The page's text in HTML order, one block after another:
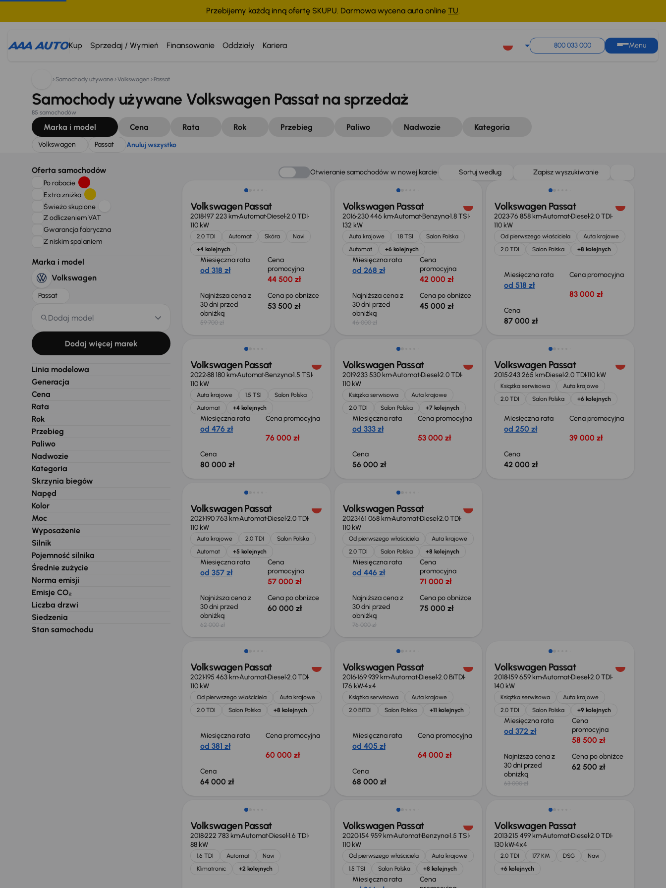
Przebijemy każdą inną ofertę SKUPU. Darmowa wycena auta online TU.
Kup Sprzedaj / Wymień Finansowanie Oddziały Kariera 800 033 000 Menu
Szukam: Anuluj wszystko
Samochody używane Volkswagen Passat
Samochody używane Volkswagen Passat na sprzedaż
85 samochodów
Marka i model Cena Rata Rok Przebieg Paliwo Nadwozie Kategoria
Volkswagen Passat Anuluj wszystko
Oferta samochodów
Po rabacie
Extra zniżka
Świeżo skupione
Z odliczeniem VAT
Gwarancja fabryczna
Z niskim spalaniem
Marka i model
Volkswagen
Passat
Dodaj model
Dodaj więcej marek
Linia modelowa
Generacja
Cena
Rata
Rok
Przebieg
Paliwo
Nadwozie
Kategoria
Skrzynia biegów
Napęd
Kolor
Moc
Wyposażenie
Silnik
Pojemność silnika
Średnie zużycie
Norma emisji
Emisje CO₂
Liczba drzwi
Siedzenia
Stan samochodu
Otwieranie samochodów w nowej karcie Sortuj według Zapisz wyszukiwanie
Volkswagen Passat
2018197 223 kmAutomatDiesel2.0 TDI
110 kW
2.0 TDI Automat Skóra
Navi
+4 kolejnych
Miesięczna rata
od 318 zł
Cena
promocyjna
44 500 zł
Najniższa cena z
30 dni przed
obniżką
59 700 zł
Cena po obniżce
53 500 zł
Taniej o 1 000 zł
Volkswagen Passat
2016230 446 kmAutomatBenzyna1.8 TSI
132 kW
Auta krajowe 1.8 TSI
Salon Polska
Automat
+6 kolejnych
Miesięczna rata
od 268 zł
Cena
promocyjna
42 000 zł
Najniższa cena z
30 dni przed
obniżką
46 000 zł
Cena po obniżce
45 000 zł
Możliwość odliczenia VAT
Volkswagen Passat
202376 858 kmAutomatDiesel2.0 TDI
110 kW
Od pierwszego właściciela
Auta krajowe
2.0 TDI
Salon Polska +8 kolejnych
Miesięczna rata
od 518 zł
Cena promocyjna
83 000 zł
Cena
87 000 zł
Możliwość odliczenia VAT
Volkswagen Passat
202288 180 kmAutomatBenzyna1.5 TSI
110 kW
Auta krajowe 1.5 TSI
Salon Polska
Automat
+4 kolejnych
Miesięczna rata
od 476 zł
Cena promocyjna
76 000 zł
Cena
80 000 zł
Volkswagen Passat
2019233 530 kmAutomatDiesel2.0 TDI
110 kW
Książka serwisowa
Auta krajowe
2.0 TDI
Salon Polska +7 kolejnych
Miesięczna rata
od 333 zł
Cena promocyjna
53 000 zł
Cena
56 000 zł
Świeżo skupione
Volkswagen Passat
2015243 265 kmDiesel2.0 TDI110 kW
Książka serwisowa
Auta krajowe
2.0 TDI
Salon Polska +6 kolejnych
Miesięczna rata
od 250 zł
Cena promocyjna
39 000 zł
Cena
42 000 zł
Taniej o 2 000 zł
Volkswagen Passat
2021190 763 kmAutomatDiesel2.0 TDI
110 kW
Auta krajowe 2.0 TDI
Salon Polska
Automat
+5 kolejnych
Miesięczna rata
od 357 zł
Cena
promocyjna
57 000 zł
Najniższa cena z
30 dni przed
obniżką
62 000 zł
Cena po obniżce
60 000 zł
Świeżo skupione
Volkswagen Passat
2023161 068 kmAutomatDiesel2.0 TDI
110 kW
Od pierwszego właściciela
Auta krajowe
2.0 TDI
Salon Polska +8 kolejnych
Miesięczna rata
od 446 zł
Cena
promocyjna
71 000 zł
Najniższa cena z
30 dni przed
obniżką
76 000 zł
Cena po obniżce
75 000 zł
Możliwość odliczenia VAT
Volkswagen Passat
2021195 463 kmAutomatDiesel2.0 TDI
110 kW
Od pierwszego właściciela
Auta krajowe
2.0 TDI
Salon Polska +8 kolejnych
Miesięczna rata
od 381 zł
Cena promocyjna
60 000 zł
Cena
64 000 zł
Możliwość odliczenia VAT
Volkswagen Passat
2016169 939 kmAutomatDiesel2.0 BiTDI
176 kW4x4
Książka serwisowa
Auta krajowe
2.0 BiTDI
Salon Polska +11 kolejnych
Miesięczna rata
od 405 zł
Cena promocyjna
64 000 zł
Cena
68 000 zł
Volkswagen Passat
2018159 659 kmAutomatDiesel2.0 TDI
140 kW
Książka serwisowa
Auta krajowe
2.0 TDI
Salon Polska +9 kolejnych
Miesięczna rata
od 372 zł
Cena
promocyjna
58 500 zł
Najniższa cena z
30 dni przed
obniżką
63 000 zł
Cena po obniżce
62 500 zł
Volkswagen Passat
2018222 783 kmAutomatDiesel1.6 TDI
88 kW
1.6 TDI Automat
Navi
Klimatronic
+2 kolejnych
Taniej o 1 500 zł
Volkswagen Passat
2020154 959 kmAutomatBenzyna1.5 TSI
110 kW
Od pierwszego właściciela
Auta krajowe
1.5 TSI
Salon Polska +8 kolejnych
Miesięczna rata
Cena
Volkswagen Passat
2013215 499 kmAutomatDiesel2.0 TDI
130 kW4x4
2.0 TDI 177 KM DSG
Navi
+6 kolejnych